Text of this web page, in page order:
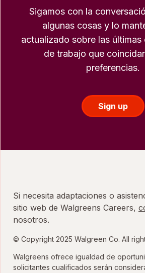
Sigamos con la
algunas cosas y lo
actualizado sobre las
de trabajo que
preferencias.
Sign up
Si necesita adaptaciones o
sitio web de Walgreens Careers,
nosotros.
© Copyright 2025 Walgreen Co. All
Walgreens ofrece igualdad de
solicitantes cualificados serán